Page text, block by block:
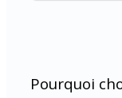
Pourquoi